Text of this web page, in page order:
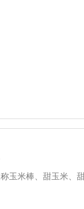
玉米棒、甜玉米、